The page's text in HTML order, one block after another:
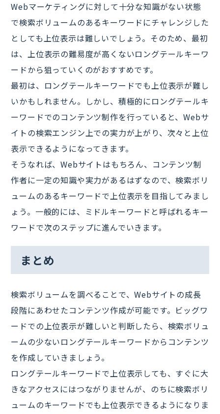
Webマーケティングに対して十分な知識がない状態
で検索ボリュームのあるキーワードにチャレンジした
としても上位表示は難しいでしょう。そのため、最初
は、上位表示の難易度が高くないロングテールキーワ
ードから狙っていくのがおすすめです。
最初は、ロングテールキーワードでも上位表示が難し
いかもしれません。しかし、積極的にロングテールキ
ーワードでのコンテンツ制作を行っていると、Webサ
イトの検索エンジン上での実力が上がり、次々と上位
表示できるようになってきます。
そうなれば、Webサイトはもちろん、コンテンツ制
作者に一定の知識や実力があるはずなので、検索ボリ
ュームのあるキーワードで上位表示を目指してみまし
ょう。一般的には、ミドルキーワードと呼ばれるキー
ワードで次のステップに進んでいきます。
まとめ
検索ボリュームを調べることで、Webサイトの成長
段階にあわせたコンテンツ作成が可能です。ビッグワ
ードでの上位表示が難しいと判断したら、検索ボリュ
ームの少ないロングテールキーワードからコンテンツ
を作成していきましょう。
ロングテールキーワードで上位表示しても、すぐに大
きなアクセスにはつながりませんが、のちに検索ボリ
ュームのキーワードでも上位表示できるようになりま